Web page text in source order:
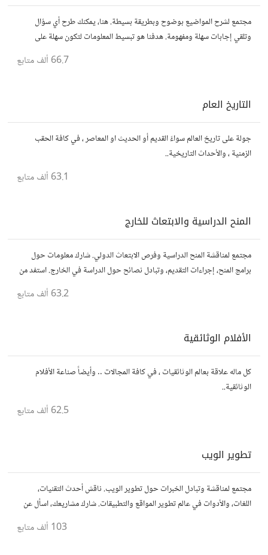
مجتمع لشرح المواضيع بوضوح وبطريقة بسيطة. هنا، يمكنك طرح أي سؤال
وتلقي إجابات سهلة ومفهومة. هدفنا هو تبسيط المعلومات لتكون سهلة على
66.7 ألف متابع
التاريخ العام
جولة على تاريخ العالم سواءً القديم أو الحديث او المعاصر ، في كافة الحقب
الزمنية ، والأحداث التاريخية..
63.1 ألف متابع
المنح الدراسية والابتعاث للخارج
مجتمع لمناقشة المنح الدراسية وفرص الابتعاث الدولي. شارك معلومات حول
برامج المنح، إجراءات التقديم، وتبادل نصائح حول الدراسة في الخارج. استفد من
63.2 ألف متابع
الأفلام الوثائقية
كل ماله علاقة بعالم الوثائقيات ، في كافة المجالات .. وأيضاً صناعة الأفلام
الوثائقية..
62.5 ألف متابع
تطوير الويب
مجتمع لمناقشة وتبادل الخبرات حول تطوير الويب. ناقش أحدث التقنيات،
اللغات، والأدوات في عالم تطوير المواقع والتطبيقات. شارك مشاريعك، اسأل عن
103 ألف متابع